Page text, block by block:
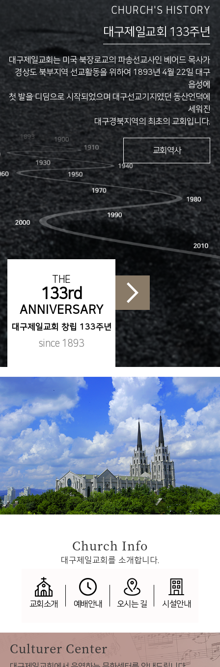
CHURCH'S HISTORY
대구제일교회 133주년
대구제일교회는 미국 북장로교의 파송선교사인 베어드 목사가
경상도 북부지역 선교활동을 위하여 1893년 4월 22일 대구
읍성에
첫 발을 디딤으로 시작되었으며 대구선교기지였던 동산언덕에
세워진
대구경북지역의 최초의 교회입니다.
교회역사
THE
133rd
ANNIVERSARY
대구제일교회 창립 133주년
since 1893
Church Info
대구제일교회를 소개합니다.
교회소개 예배안내 오시는 길 시설안내
Culturer Center